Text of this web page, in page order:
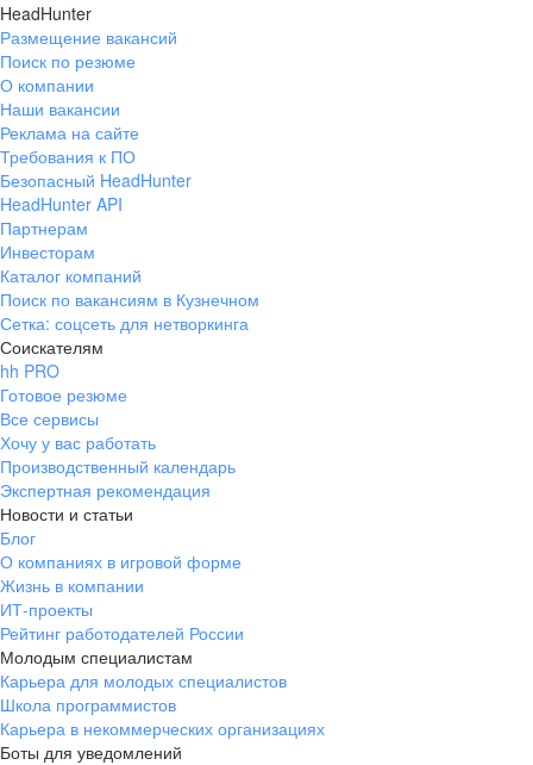
HeadHunter
Размещение вакансий
Поиск по резюме
О компании
Наши вакансии
Реклама на сайте
Требования к ПО
Безопасный HeadHunter
HeadHunter API
Партнерам
Инвесторам
Каталог компаний
Поиск по вакансиям в Кузнечном
Сетка: соцсеть для нетворкинга
Соискателям
hh PRO
Готовое резюме
Все сервисы
Хочу у вас работать
Производственный календарь
Экспертная рекомендация
Новости и статьи
Блог
О компаниях в игровой форме
Жизнь в компании
ИТ-проекты
Рейтинг работодателей России
Молодым специалистам
Карьера для молодых специалистов
Школа программистов
Карьера в некоммерческих организациях
Боты для уведомлений